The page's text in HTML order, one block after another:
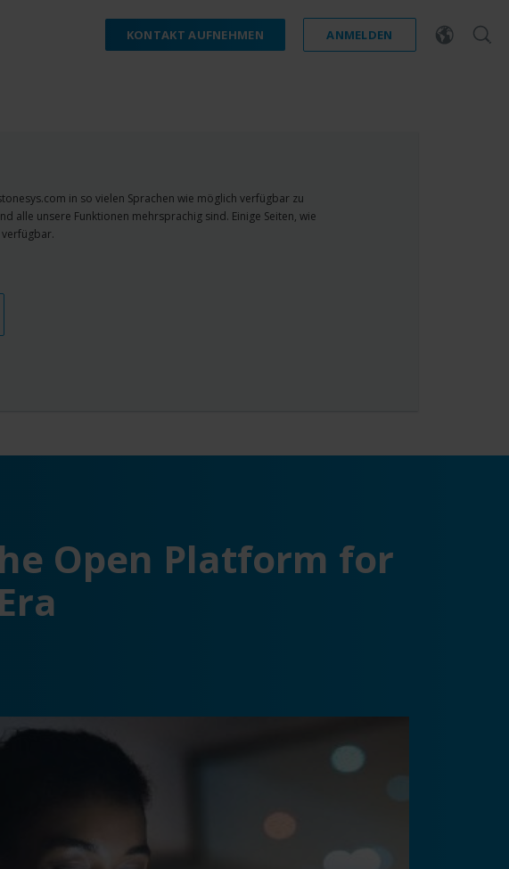
KONTAKT AUFNEHMEN ANMELDEN
in so vielen Sprachen wie möglich verfügbar zu
alle unsere Funktionen mehrsprachig sind. Einige Seiten, wie
Open Platform for